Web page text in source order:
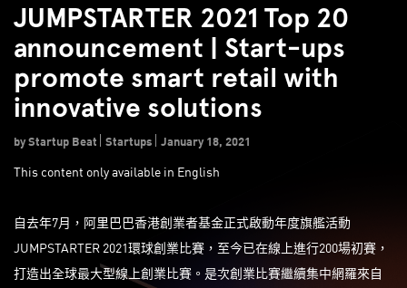
JUMPSTARTER 2021 Top 20
announcement | Start-ups
promote smart retail with
innovative solutions
by Startup Beat Startups January 18, 2021
This content only available in English
自去年7月，阿里巴巴香港創業者基金正式啟動年度旗艦活動
JUMPSTARTER 2021環球創業比賽，至今已在線上進行200場初賽，
打造出全球最大型線上創業比賽。是次創業比賽繼續集中網羅來自